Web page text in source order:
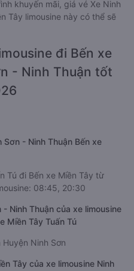
khuyến mãi, giá vé Xe Ninh
Tây limousine này có thể sẽ
đi Bến xe
- Ninh Thuận tốt
Sơn - Ninh Thuận Bến xe
Tú đi Bến xe Miền Tây từ
08:45, 20:30
Ninh Thuận của xe limousine
Miền Tây Tuấn Tú
Huyện Ninh Sơn
Tây của xe limousine Ninh